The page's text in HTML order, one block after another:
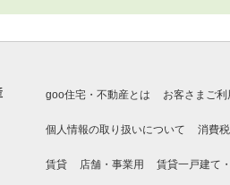
goo住宅・不動産とは お客さまご
個人情報の取り扱いについて 消費
賃貸 店舗・事業用 賃貸一戸建て